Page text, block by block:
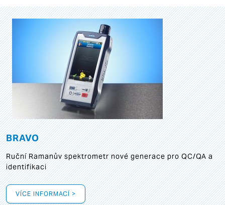
BRAVO
Ruční Ramanův spektrometr nové generace pro QC/QA a
identifikaci
VÍCE INFORMACÍ >